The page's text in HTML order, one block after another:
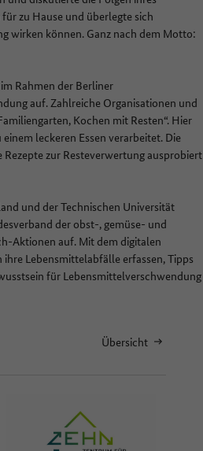
zu Hause und überlegte sich
wirken können. Ganz nach dem Motto:
Rahmen der Berliner
auf. Zahlreiche Organisationen und
Kochen mit Resten“. Hier
leckeren Essen verarbeitet. Die
zur Resteverwertung ausprobiert
und der Technischen Universität
der obst-, gemüse- und
Aktionen auf. Mit dem digitalen
Lebensmittelabfälle erfassen, Tipps
für Lebensmittelverschwendung
Übersicht